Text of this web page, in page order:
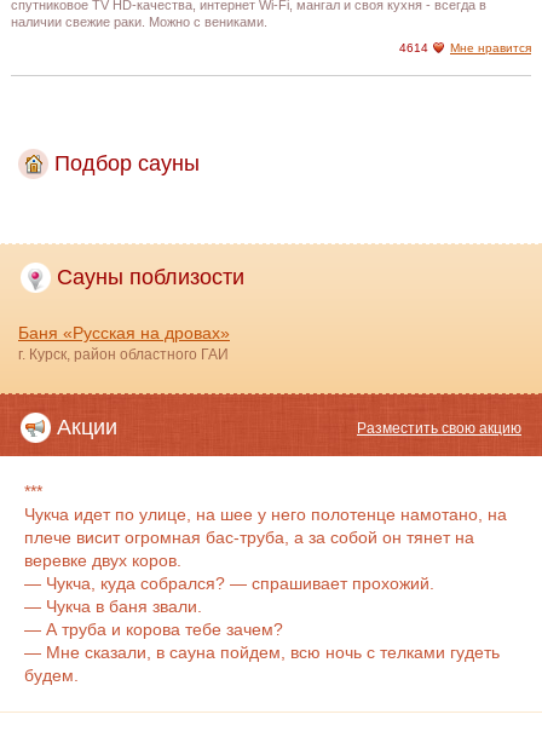
спутниковое TV HD-качества, интернет Wi-Fi, мангал и своя кухня - всегда в
наличии свежие раки. Можно с вениками.
4614 Мне нравится
Подбор сауны
Сауны поблизости
Баня «Русская на дровах»
г. Курск, район областного ГАИ
Акции Разместить свою акцию
***
Чукча идет по улице, на шее у него полотенце намотано, на
плече висит огромная бас-труба, а за собой он тянет на
веревке двух коров.
— Чукча, куда собрался? — спрашивает прохожий.
— Чукча в баня звали.
— А труба и корова тебе зачем?
— Мне сказали, в сауна пойдем, всю ночь с телками гудеть
будем.